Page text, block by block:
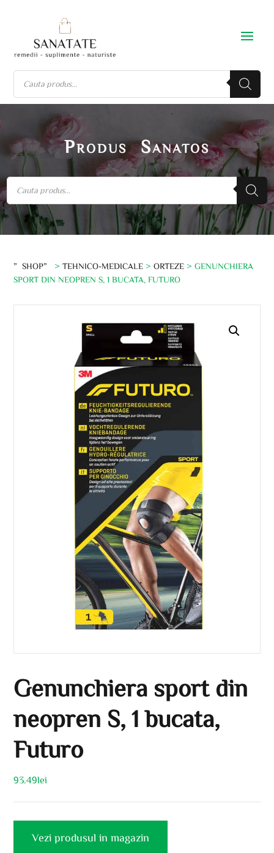
Produs Sanatos
”SHOP” >TEHNICO-MEDICALE >ORTEZE > GENUNCHIERA
SPORT DIN NEOPREN S, 1 BUCATA, FUTURO
Genunchiera sport din
neopren S, 1 bucata,
Futuro
93.49lei
Vezi produsul in magazin